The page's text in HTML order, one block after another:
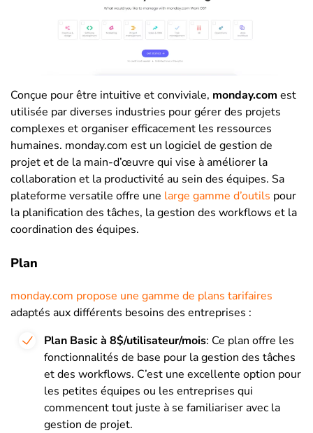
Conçue pour être intuitive et conviviale, monday.com est
utilisée par diverses industries pour gérer des projets
complexes et organiser efficacement les ressources
humaines. monday.com est un logiciel de gestion de
projet et de la main-d’œuvre qui vise à améliorer la
collaboration et la productivité au sein des équipes. Sa
plateforme versatile offre une large gamme d’outils pour
la planification des tâches, la gestion des workflows et la
coordination des équipes.
Plan
monday.com propose une gamme de plans tarifaires
adaptés aux différents besoins des entreprises :
Plan Basic à 8$/utilisateur/mois: Ce plan offre les
fonctionnalités de base pour la gestion des tâches
et des workflows. C’est une excellente option pour
les petites équipes ou les entreprises qui
commencent tout juste à se familiariser avec la
gestion de projet.